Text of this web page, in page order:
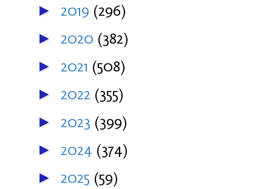
► 2019 (296)
► 2020 (382)
► 2021 (508)
► 2022 (355)
► 2023 (399)
► 2024 (374)
► 2025 (59)